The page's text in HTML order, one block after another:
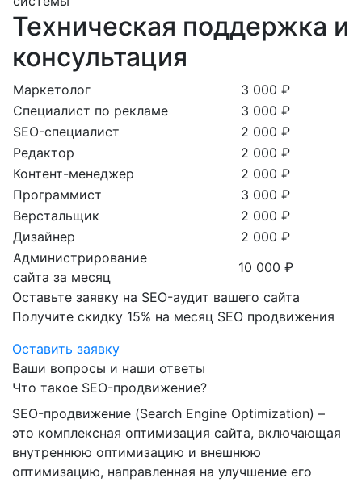
Техническая поддержка и
консультация
Маркетолог
3 000 ₽
Специалист по рекламе
3 000 ₽
SEO-специалист
2 000 ₽
Редактор
2 000 ₽
Контент-менеджер
2 000 ₽
Программист
3 000 ₽
Верстальщик
2 000 ₽
Дизайнер
2 000 ₽
Администрирование
сайта за месяц
10 000 ₽
Оставьте заявку на SEO-аудит вашего сайта
Получите скидку 15% на месяц SEO продвижения
Оставить заявку
Ваши вопросы и наши ответы
Что такое SEO-продвижение?
SEO-продвижение (Search Engine Optimization) –
это комплексная оптимизация сайта, включающая
внутреннюю оптимизацию и внешнюю
оптимизацию, направленная на улучшение его